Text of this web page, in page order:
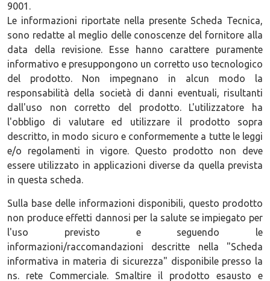
9001.
Le informazioni riportate nella presente Scheda Tecnica,
sono redatte al meglio delle conoscenze del fornitore alla
data della revisione. Esse hanno carattere puramente
informativo e presuppongono un corretto uso tecnologico
del prodotto. Non impegnano in alcun modo la
responsabilità della società di danni eventuali, risultanti
dall'uso non corretto del prodotto. L'utilizzatore ha
l'obbligo di valutare ed utilizzare il prodotto sopra
descritto, in modo sicuro e conformemente a tutte le leggi
e/o regolamenti in vigore. Questo prodotto non deve
essere utilizzato in applicazioni diverse da quella prevista
in questa scheda.
Sulla base delle informazioni disponibili, questo prodotto
non produce effetti dannosi per la salute se impiegato per
l'uso previsto e seguendo le
informazioni/raccomandazioni descritte nella "Scheda
informativa in materia di sicurezza" disponibile presso la
ns. rete Commerciale. Smaltire il prodotto esausto e